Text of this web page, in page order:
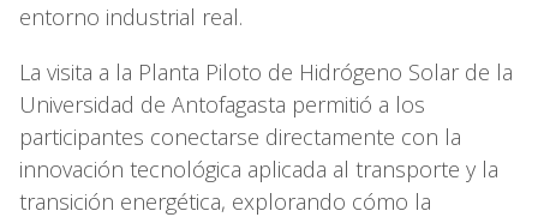
entorno industrial real.
La visita a la Planta Piloto de Hidrógeno Solar de la
Universidad de Antofagasta permitió a los
participantes conectarse directamente con la
innovación tecnológica aplicada al transporte y la
transición energética, explorando cómo la